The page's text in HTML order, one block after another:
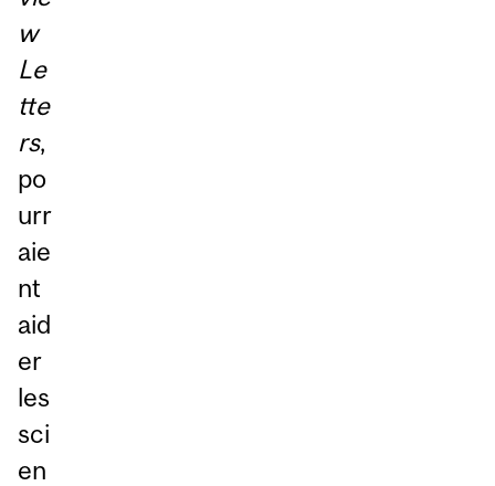
w
Le
tte
rs,
po
urr
aie
nt
aid
er
les
sci
en